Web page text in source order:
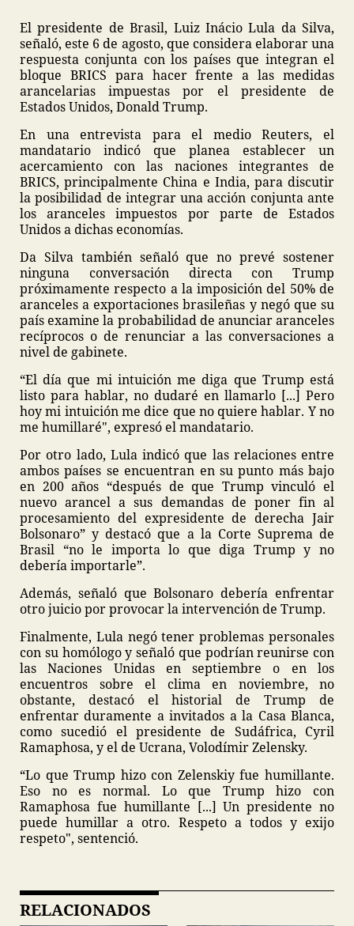
El presidente de Brasil, Luiz Inácio Lula da Silva,
señaló, este 6 de agosto, que considera elaborar una
respuesta conjunta con los países que integran el
bloque BRICS para hacer frente a las medidas
arancelarias impuestas por el presidente de
Estados Unidos, Donald Trump.
En una entrevista para el medio Reuters, el
mandatario indicó que planea establecer un
acercamiento con las naciones integrantes de
BRICS, principalmente China e India, para discutir
la posibilidad de integrar una acción conjunta ante
los aranceles impuestos por parte de Estados
Unidos a dichas economías.
Da Silva también señaló que no prevé sostener
ninguna conversación directa con Trump
próximamente respecto a la imposición del 50% de
aranceles a exportaciones brasileñas y negó que su
país examine la probabilidad de anunciar aranceles
recíprocos o de renunciar a las conversaciones a
nivel de gabinete.
“El día que mi intuición me diga que Trump está
listo para hablar, no dudaré en llamarlo [...] Pero
hoy mi intuición me dice que no quiere hablar. Y no
me humillaré", expresó el mandatario.
Por otro lado, Lula indicó que las relaciones entre
ambos países se encuentran en su punto más bajo
en 200 años “después de que Trump vinculó el
nuevo arancel a sus demandas de poner fin al
procesamiento del expresidente de derecha Jair
Bolsonaro” y destacó que a la Corte Suprema de
Brasil “no le importa lo que diga Trump y no
debería importarle”.
Además, señaló que Bolsonaro debería enfrentar
otro juicio por provocar la intervención de Trump.
Finalmente, Lula negó tener problemas personales
con su homólogo y señaló que podrían reunirse con
las Naciones Unidas en septiembre o en los
encuentros sobre el clima en noviembre, no
obstante, destacó el historial de Trump de
enfrentar duramente a invitados a la Casa Blanca,
como sucedió el presidente de Sudáfrica, Cyril
Ramaphosa, y el de Ucrana, Volodímir Zelensky.
“Lo que Trump hizo con Zelenskiy fue humillante.
Eso no es normal. Lo que Trump hizo con
Ramaphosa fue humillante [...] Un presidente no
puede humillar a otro. Respeto a todos y exijo
respeto", sentenció.
RELACIONADOS